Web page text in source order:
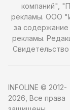
компаний",
рекламы. ООО
за содержание
рекламы.
INFOLINE © 2012-
2026, Все права